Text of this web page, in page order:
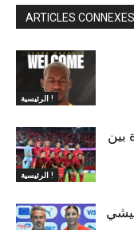
ARTICLES CONNEXES
الرئيسية !
الرئيسية !
بين